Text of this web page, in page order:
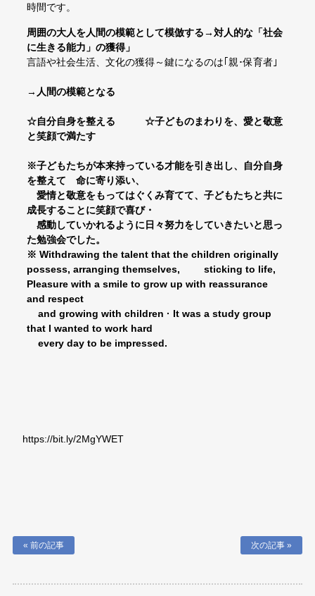
時間です。
周囲の大人を人間の模範として模倣する→対人的な「社会
に生きる能力」の獲得」
言語や社会生活、文化の獲得～鍵になるのは｢親･保育者｣
→ 人間の模範となる
☆自分自身を整える ☆子どものまわりを、愛と敬意
と笑顔で満たす
※子どもたちが本来持っている才能を引き出し、自分自身
を整えて 命に寄り添い、
愛情と敬意をもってはぐくみ育てて、子どもたちと共に
成長することに笑顔で喜び・
感動していかれるように日々努力をしていきたいと思っ
た勉強会でした。
※ Withdrawing the talent that the children originally
possess, arranging themselves, sticking to life,
Pleasure with a smile to grow up with reassurance
and respect
and growing with children · It was a study group
that I wanted to work hard
every day to be impressed.
https://bit.ly/2MgYWET
« 前の記事 次の記事 »